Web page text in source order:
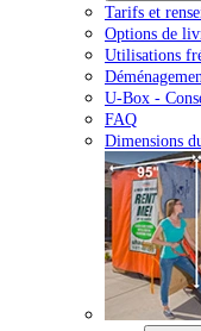
Tarifs et
Options de
Utilisations
U-Box -
FAQ
Dimensions